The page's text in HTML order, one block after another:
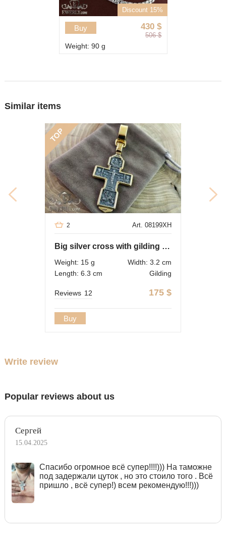
Discount 15%
430 $
506 $
Buy
Weight: 90 g
Similar items
TOP
Art. 08199XH
2
Big silver cross with gilding and blackening
Weight: 15 g
Width: 3.2 cm
Length: 6.3 cm
Gilding
175 $
Reviews 12
Buy
Write review
Popular reviews about us
Сергей
15.04.2025
Спасибо огромное всё супер!!!!))) На таможне
под задержали цуток , но это стоило того . Всё
пришло , всё супер!) всем рекомендую!!!)))